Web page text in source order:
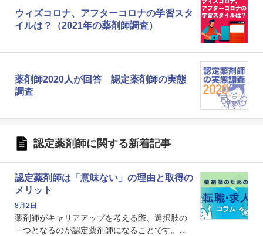
ウィズコロナ、アフターコロナの学習スタ
イルは？（2021年の薬剤師調査）
薬剤師2020人が回答 認定薬剤師の実態
調査
認定薬剤師に関する新着記事
認定薬剤師は「意味ない」の理由と取得の
メリット
8月2日
薬剤師がキャリアアップを考える際、選択肢の
一つとなるのが認定薬剤師になることです。し